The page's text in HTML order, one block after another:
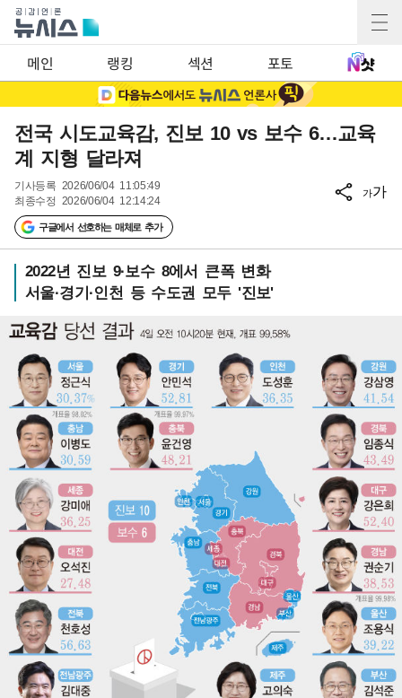
메인 랭킹 섹션 포토
전국 시도교육감, 진보 10 vs 보수 6…교육
계 지형 달라져
기사등록 2026/06/04 11:05:49
최종수정 2026/06/04 12:14:24
구글에서 선호하는 매체로 추가
가가
2022년 진보 9·보수 8에서 큰폭 변화
서울·경기·인천 등 수도권 모두 '진보'